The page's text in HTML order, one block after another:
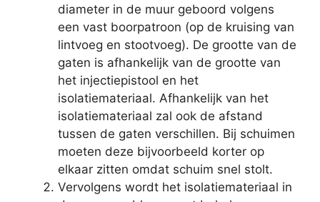
diameter in de muur geboord volgens
een vast boorpatroon (op de kruising van
lintvoeg en stootvoeg). De grootte van de
gaten is afhankelijk van de grootte van
het injectiepistool en het
isolatiemateriaal. Afhankelijk van het
isolatiemateriaal zal ook de afstand
tussen de gaten verschillen. Bij schuimen
moeten deze bijvoorbeeld korter op
elkaar zitten omdat schuim snel stolt.
Vervolgens wordt het isolatiemateriaal in